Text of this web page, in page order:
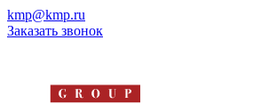
kmp@kmp.ru
Заказать звонок